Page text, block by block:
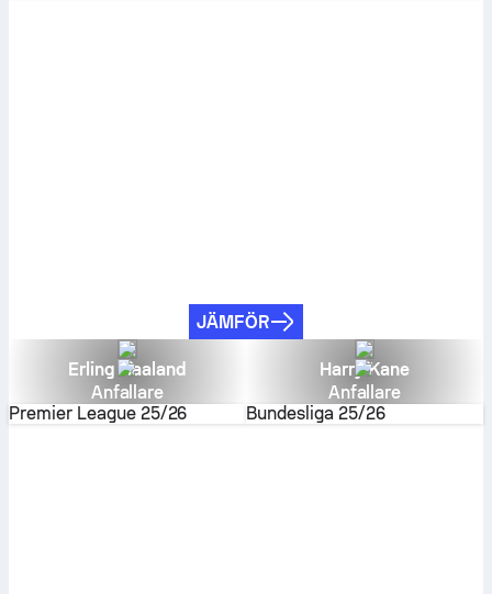
JÄMFÖR
Erling Haaland
Anfallare
Premier League 25/26
Harry Kane
Anfallare
Bundesliga 25/26